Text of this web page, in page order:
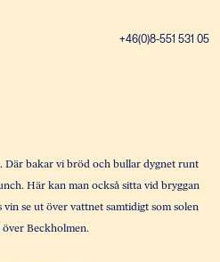
+46(0)8-551 531 05
Där bakar vi bröd och bullar dygnet runt
Här kan man också sitta vid bryggan
se ut över vattnet samtidigt som solen
över Beckholmen.